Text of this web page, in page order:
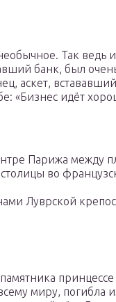
Так ведь
банк, был
аскет,
«Бизнес идёт
Парижа между
во
Луврской
миру, погибла